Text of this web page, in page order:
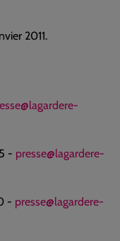
2011.
- presse@lagardere-
- presse@lagardere-